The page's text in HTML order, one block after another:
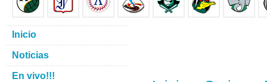
Inicio
Noticias
En vivo!!!